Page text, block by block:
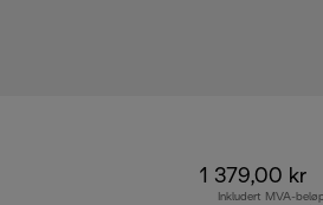
1 379,00 kr
Inkludert MVA-